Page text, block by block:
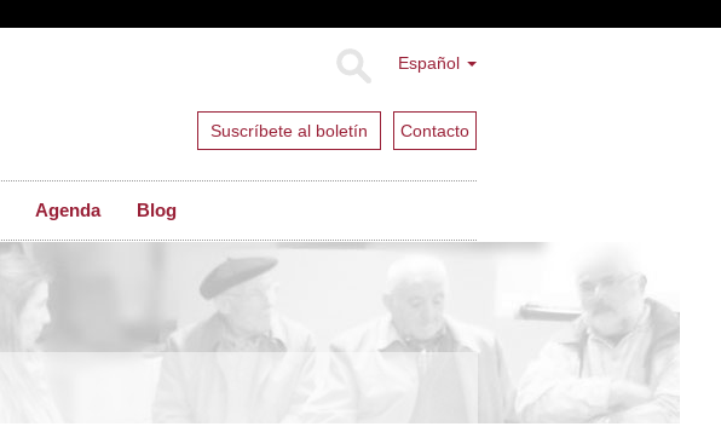
Español
Suscríbete al boletín Contacto
Agenda Blog